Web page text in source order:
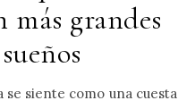
más grandes